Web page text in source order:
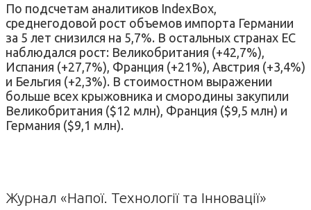
По подсчетам аналитиков IndexBox,
среднегодовой рост объемов импорта Германии
за 5 лет снизился на 5,7%. В остальных странах ЕС
наблюдался рост: Великобритания (+42,7%),
Испания (+27,7%), Франция (+21%), Австрия (+3,4%)
и Бельгия (+2,3%). В стоимостном выражении
больше всех крыжовника и смородины закупили
Великобритания ($12 млн), Франция ($9,5 млн) и
Германия ($9,1 млн).
Журнал «Напої. Технології та Інновації»